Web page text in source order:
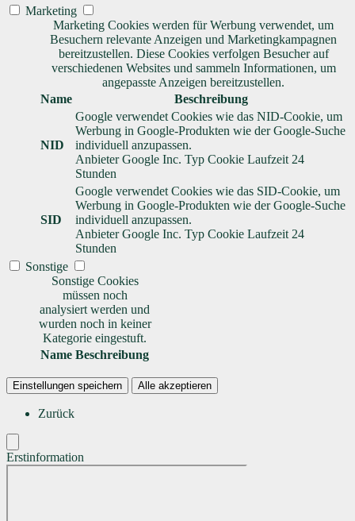
Marketing
Marketing Cookies werden für Werbung verwendet, um
Besuchern relevante Anzeigen und Marketingkampagnen
bereitzustellen. Diese Cookies verfolgen Besucher auf
verschiedenen Websites und sammeln Informationen, um
angepasste Anzeigen bereitzustellen.
Name
Beschreibung
NID
Google verwendet Cookies wie das NID-Cookie, um
Werbung in Google-Produkten wie der Google-Suche
individuell anzupassen.
Anbieter Google Inc. Typ Cookie Laufzeit 24
Stunden
SID
Google verwendet Cookies wie das SID-Cookie, um
Werbung in Google-Produkten wie der Google-Suche
individuell anzupassen.
Anbieter Google Inc. Typ Cookie Laufzeit 24
Stunden
Sonstige
Sonstige Cookies
müssen noch
analysiert werden und
wurden noch in keiner
Kategorie eingestuft.
Name Beschreibung
Einstellungen speichern Alle akzeptieren
Zurück
Erstinformation